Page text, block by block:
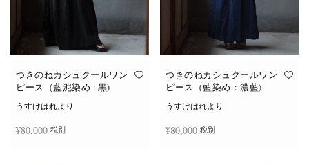
つきのねカシュクールワン
ピース（藍泥染め : 黒)
うすけはれより
¥80,000 税別
つきのねカシュクールワン
ピース（藍染め：濃藍)
うすけはれより
¥80,000 税別